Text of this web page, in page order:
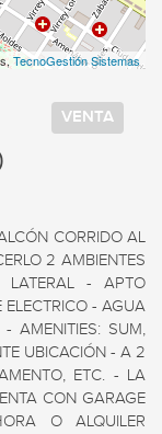
TecnoGestión Sistemas
VENTA
CORRIDO AL
2 AMBIENTES
- APTO
- AGUA
AMENITIES: SUM,
UBICACIÓN - A 2
ETC. - LA
CON GARAGE
O ALQUILER